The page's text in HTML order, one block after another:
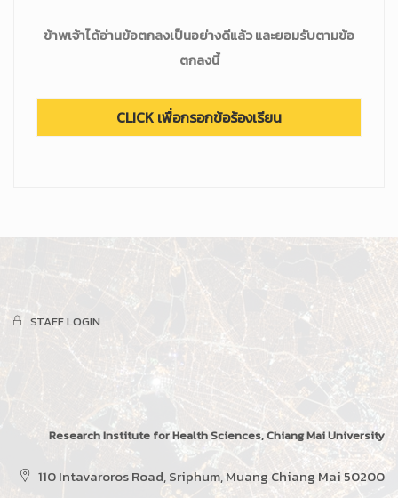
ข้าพเจ้าได้อ่านข้อตกลงเป็นอย่างดีแล้ว และยอมรับตามข้อ
ตกลงนี้
STAFF LOGIN
Research Institute for Health Sciences, Chiang Mai University
110 Intavaroros Road, Sriphum, Muang Chiang Mai 50200